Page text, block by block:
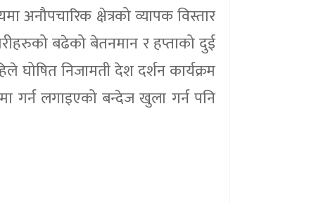
अनौपचारिक क्षेत्रको व्यापक विस्तार
बढेको बेतनमान र हप्ताको दुई
घोषित निजामती देश दर्शन कार्यक्रम
गर्न लगाइएको बन्देज खुला गर्न पनि